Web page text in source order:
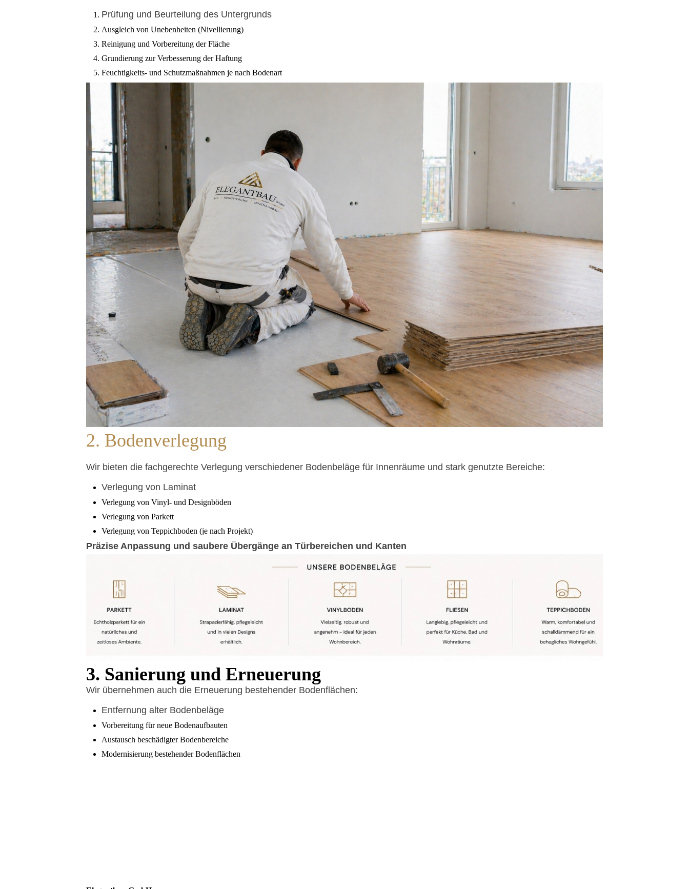
Prüfung und Beurteilung des Untergrunds
Ausgleich von Unebenheiten (Nivellierung)
Reinigung und Vorbereitung der Fläche
Grundierung zur Verbesserung der Haftung
Feuchtigkeits- und Schutzmaßnahmen je nach Bodenart
2. Bodenverlegung
Wir bieten die fachgerechte Verlegung verschiedener Bodenbeläge für Innenräume und stark genutzte Bereiche:
Verlegung von Laminat
Verlegung von Vinyl- und Designböden
Verlegung von Parkett
Verlegung von Teppichboden (je nach Projekt)
Präzise Anpassung und saubere Übergänge an Türbereichen und Kanten
3. Sanierung und Erneuerung
Wir übernehmen auch die Erneuerung bestehender Bodenflächen:
Entfernung alter Bodenbeläge
Vorbereitung für neue Bodenaufbauten
Austausch beschädigter Bodenbereiche
Modernisierung bestehender Bodenflächen